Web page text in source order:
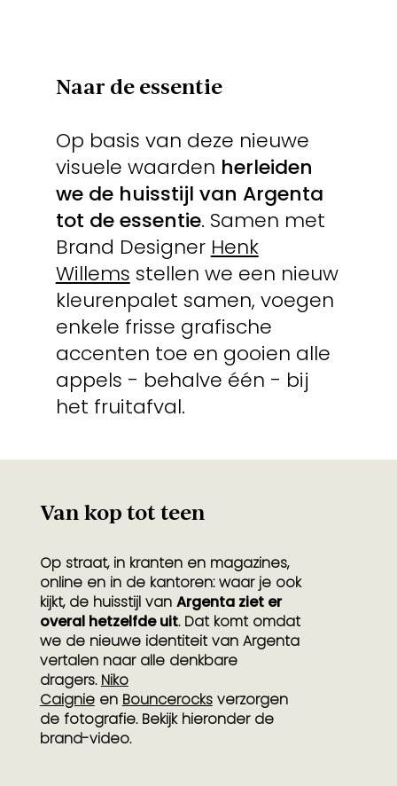
Naar de essentie
Op basis van deze nieuwe
visuele waarden herleiden
we de huisstijl van Argenta
tot de essentie. Samen met
Brand Designer Henk
Willems stellen we een nieuw
kleurenpalet samen, voegen
enkele frisse grafische
accenten toe en gooien alle
appels - behalve één - bij
het fruitafval.
Van kop tot teen
Op straat, in kranten en magazines,
online en in de kantoren: waar je ook
kijkt, de huisstijl van Argenta ziet er
overal hetzelfde uit. Dat komt omdat
we de nieuwe identiteit van Argenta
vertalen naar alle denkbare
dragers. Niko
Caignieen Bouncerocksverzorgen
de fotografie. Bekijk hieronder de
brand-video.